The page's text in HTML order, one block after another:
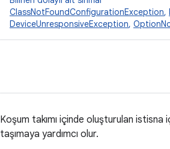
ClassNotFoundConfigurationException,
DeviceUnresponsiveException,
Koşum takımı içinde oluşturulan istisna
taşımaya yardımcı olur.